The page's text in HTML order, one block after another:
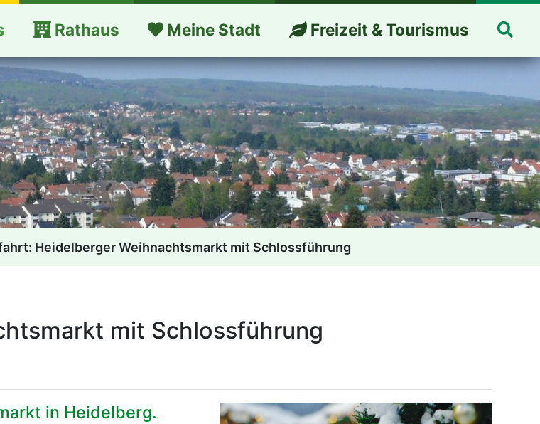
Rathaus Meine Stadt Freizeit & Tourismus
Heidelberger Weihnachtsmarkt mit Schlossführung
mit Schlossführung
in Heidelberg.